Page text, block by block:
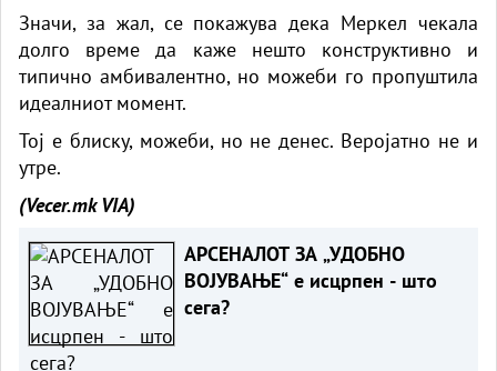
Значи, за жал, се покажува дека Меркел чекала
долго време да каже нешто конструктивно и
типично амбивалентно, но можеби го пропуштила
идеалниот момент.
Тој е блиску, можеби, но не денес. Веројатно не и
утре.
(Vecer.mkVIA)
АРСЕНАЛОТ ЗА „УДОБНО
ВОЈУВАЊЕ“ е исцрпен - што
сега?